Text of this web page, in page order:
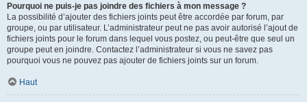
Pourquoi ne puis-je pas joindre des fichiers à mon message ?
La possibilité d’ajouter des fichiers joints peut être accordée par forum, par
groupe, ou par utilisateur. L’administrateur peut ne pas avoir autorisé l’ajout de
fichiers joints pour le forum dans lequel vous postez, ou peut-être que seul un
groupe peut en joindre. Contactez l’administrateur si vous ne savez pas
pourquoi vous ne pouvez pas ajouter de fichiers joints sur un forum.
Haut